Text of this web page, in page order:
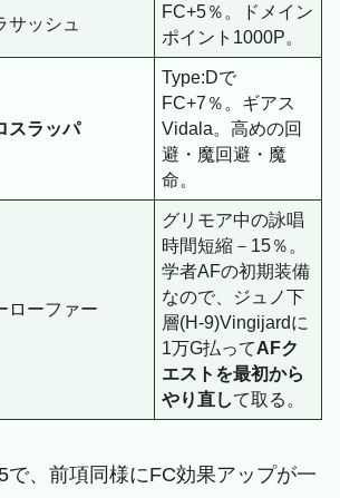
サッシュ
FC+5％。ドメイン
ポイント1000P。
スラッパ
Type:Dで
FC+7％。ギアス
Vidala。高めの回
避・魔回避・魔
命。
ローファー
グリモア中の詠唱
時間短縮－15％。
学者AFの初期装備
なので、ジュノ下
層(H-9)Vingijardに
1万G払ってAFク
エストを最初から
やり直して取る。
で、前項同様にFC効果アップが一